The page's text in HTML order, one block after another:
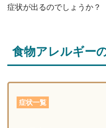
症状が出るのでしょうか？
食物アレルギー
症状一覧